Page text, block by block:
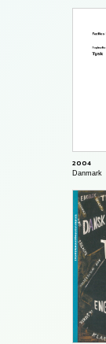
2004
Danmark